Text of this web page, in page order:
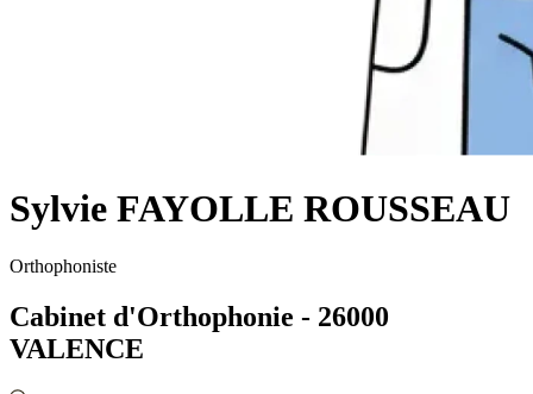
Sylvie FAYOLLE ROUSSEAU
Orthophoniste
Cabinet d'Orthophonie - 26000
VALENCE